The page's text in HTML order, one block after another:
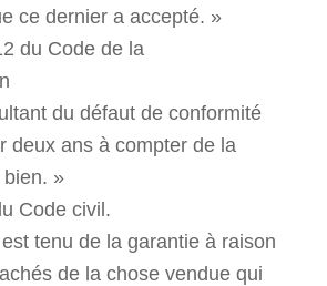
ce dernier a accepté. »
du Code de la
du défaut de conformité
deux ans à compter de la
»
Code civil.
tenu de la garantie à raison
de la chose vendue qui